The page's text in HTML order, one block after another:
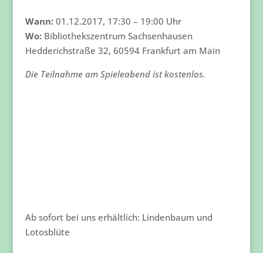
Wann:01.12.2017, 17:30 – 19:00 Uhr
Wo:Bibliothekszentrum Sachsenhausen
Hedderichstraße 32, 60594 Frankfurt am Main
Die Teilnahme am Spieleabend ist kostenlos.
Ab sofort bei uns erhältlich: Lindenbaum und
Lotosblüte